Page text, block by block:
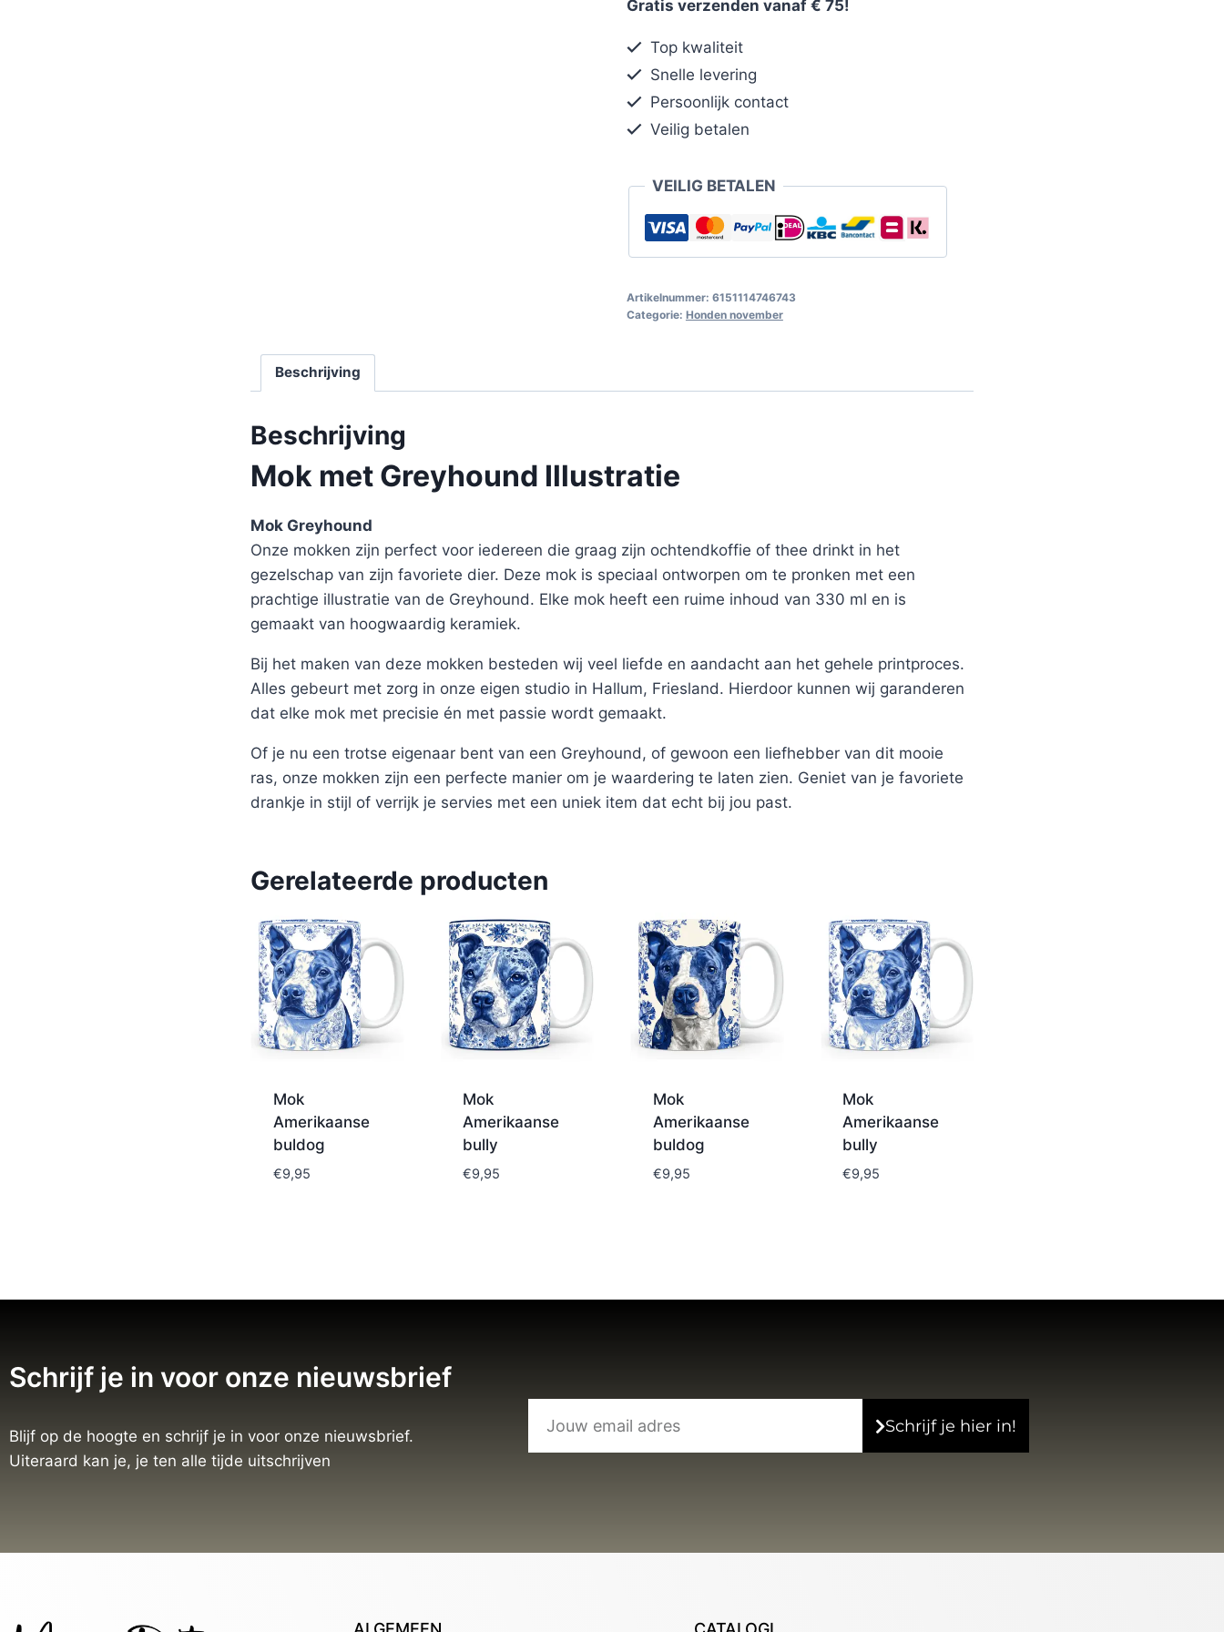
Gratis verzenden vanaf € 75!
Top kwaliteit
Snelle levering
Persoonlijk contact
Veilig betalen
VEILIG BETALEN
Artikelnummer: 6151114746743
Categorie: Honden november
Beschrijving
Beschrijving
Mok met Greyhound Illustratie
Mok Greyhound
Onze mokken zijn perfect voor iedereen die graag zijn ochtendkoffie of thee drinkt in het
gezelschap van zijn favoriete dier. Deze mok is speciaal ontworpen om te pronken met een
prachtige illustratie van de Greyhound. Elke mok heeft een ruime inhoud van 330 ml en is
gemaakt van hoogwaardig keramiek.
Bij het maken van deze mokken besteden wij veel liefde en aandacht aan het gehele printproces.
Alles gebeurt met zorg in onze eigen studio in Hallum, Friesland. Hierdoor kunnen wij garanderen
dat elke mok met precisie én met passie wordt gemaakt.
Of je nu een trotse eigenaar bent van een Greyhound, of gewoon een liefhebber van dit mooie
ras, onze mokken zijn een perfecte manier om je waardering te laten zien. Geniet van je favoriete
drankje in stijl of verrijk je servies met een uniek item dat echt bij jou past.
Gerelateerde producten
Mok
Amerikaanse
buldog
€9,95
Mok
Amerikaanse
bully
€9,95
Mok
Amerikaanse
buldog
€9,95
Mok
Amerikaanse
bully
€9,95
Schrijf je in voor onze nieuwsbrief
Blijf op de hoogte en schrijf je in voor onze nieuwsbrief.
Uiteraard kan je, je ten alle tijde uitschrijven
Schrijf je hier in!